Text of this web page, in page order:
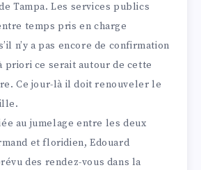
Tampa. Les services publics
temps pris en charge
n’y a pas encore de confirmation
priori ce serait autour de cette
Ce jour-là il doit renouveler le
au jumelage entre les deux
et floridien, Edouard
des rendez-vous dans la